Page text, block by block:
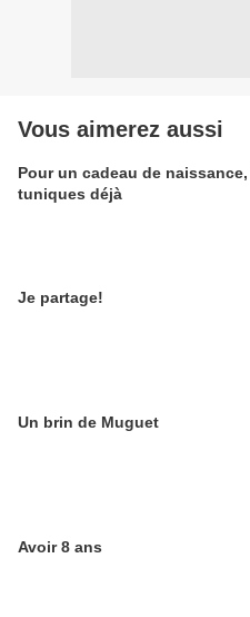
Vous aimerez aussi
Pour un cadeau de naissance,
tuniques déjà
Je partage!
Un brin de Muguet
Avoir 8 ans